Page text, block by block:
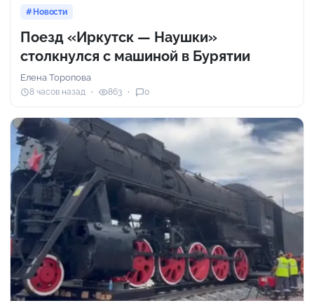
Новости
Поезд «Иркутск — Наушки»
столкнулся с машиной в Бурятии
Елена Торопова
8 часов назад 863 0